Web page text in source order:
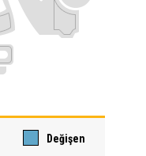
Değişen